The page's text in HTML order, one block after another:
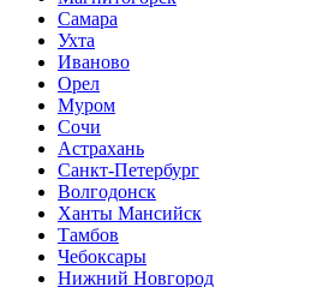
Самара
Ухта
Иваново
Орел
Муром
Сочи
Астрахань
Санкт-Петербург
Волгодонск
Ханты Мансийск
Тамбов
Чебоксары
Нижний Новгород